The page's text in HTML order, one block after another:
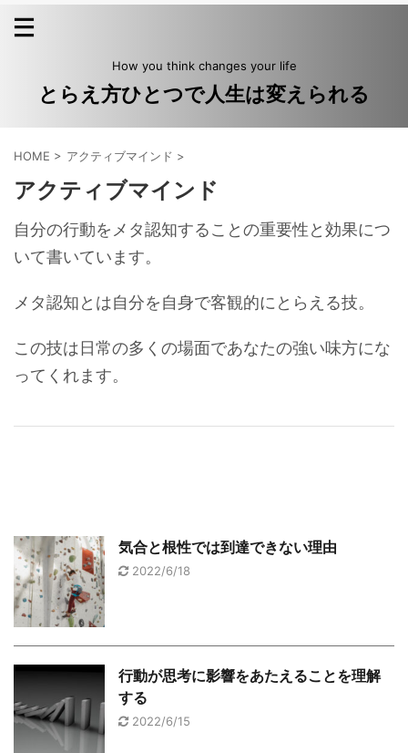
How you think changes your life
とらえ方ひとつで人生は変えられる
HOME > アクティブマインド >
アクティブマインド
自分の行動をメタ認知することの重要性と効果につ
いて書いています。
メタ認知とは自分を自身で客観的にとらえる技。
この技は日常の多くの場面であなたの強い味方にな
ってくれます。
気合と根性では到達できない理由
2022/6/18
行動が思考に影響をあたえることを理解
する
2022/6/15